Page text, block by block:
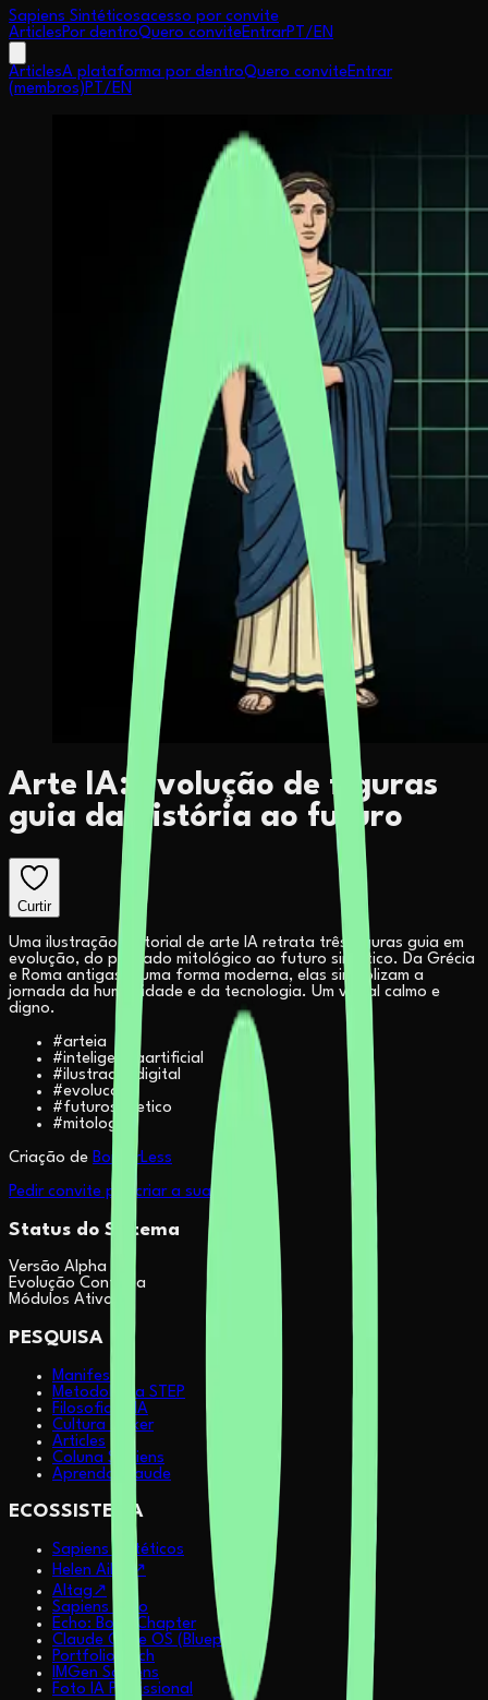
Sapiens Sintéticosacesso por convite
ArticlesPor dentroQuero conviteEntrarPT /EN
ArticlesA plataforma por dentroQuero conviteEntrar
(membros)PT /EN
Arte IA: Evolução de figuras
guia da história ao futuro
Curtir
Uma ilustração editorial de arte IA retrata três figuras guia em
evolução, do passado mitológico ao futuro sintético. Da Grécia
e Roma antigas a uma forma moderna, elas simbolizam a
jornada da humanidade e da tecnologia. Um visual calmo e
digno.
#arteia
#inteligenciaartificial
#ilustracaodigital
#evolucao
#futurosintetico
#mitologia
Criação de BorderLess
Pedir convite pra criar a sua
Status do Sistema
Versão Alpha
Evolução Contínua
Módulos Ativos
PESQUISA
Manifesto
Metodologia STEP
Filosofia & IA
Cultura Maker
Articles
Coluna Sapiens
Aprenda Claude
ECOSSISTEMA
Sapiens Sintéticos
Helen Ailith
↗
AItag ↗
Sapiens Echo
Echo: Book Chapter
Claude Code OS (Blueprint)
Portfolio Pitch
IMGen Sapiens
Foto IA Profissional